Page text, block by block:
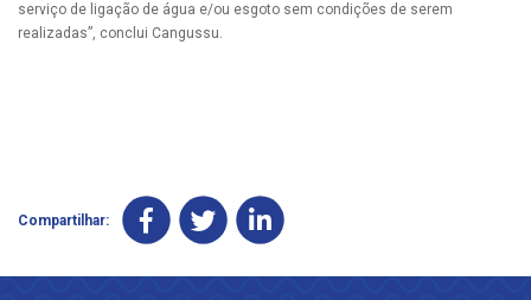
serviço de ligação de água e/ou esgoto sem condições de serem
realizadas”, conclui Cangussu.
Compartilhar: